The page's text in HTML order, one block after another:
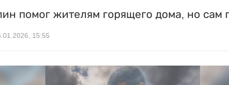
помог жителям горящего дома, но сам
15:55